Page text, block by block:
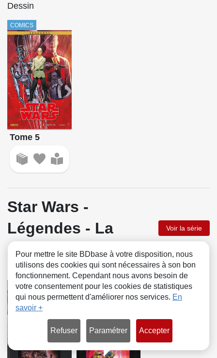
Dessin
COMICS
Tome 5
Star Wars -
Légendes - La
Collection
Voir la série
Dessin
COMICS COMICS
Pour mettre le site BDbase à votre disposition, nous
utilisons des cookies qui sont nécessaires à son bon
fonctionnement. Cependant nous avons besoin de
votre consentement pour les cookies de statistiques
qui nous permettent d'améliorer nos services. En
savoir +
Refuser Paramétrer Accepter